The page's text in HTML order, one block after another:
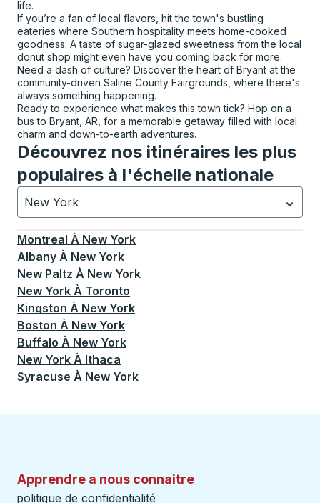
life.
If you’re a fan of local flavors, hit the town's bustling
eateries where Southern hospitality meets home-cooked
goodness. A taste of sugar-glazed sweetness from the local
donut shop might even have you coming back for more.
Need a dash of culture? Discover the heart of Bryant at the
community-driven Saline County Fairgrounds, where there's
always something happening.
Ready to experience what makes this town tick? Hop on a
bus to Bryant, AR, for a memorable getaway filled with local
charm and down-to-earth adventures.
Découvrez nos itinéraires les plus
populaires à l'échelle nationale
New York
Actuellement sélectionné: New York.La sélection est
Montreal À New York
Albany À New York
New Paltz À New York
New York À Toronto
Kingston À New York
Boston À New York
Buffalo À New York
New York À Ithaca
Syracuse À New York
Apprendre a nous connaitre
politique de confidentialité